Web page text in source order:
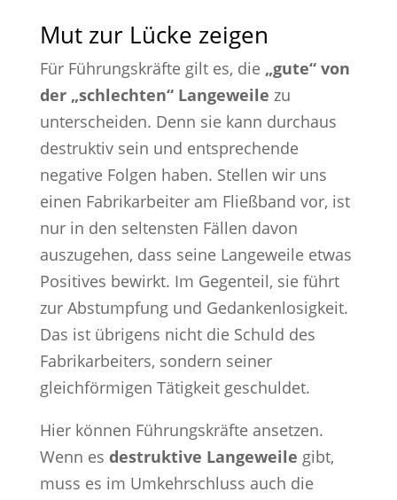
Mut zur Lücke zeigen
Für Führungskräfte gilt es, die „gute“ von
der „schlechten“ Langeweile zu
unterscheiden. Denn sie kann durchaus
destruktiv sein und entsprechende
negative Folgen haben. Stellen wir uns
einen Fabrikarbeiter am Fließband vor, ist
nur in den seltensten Fällen davon
auszugehen, dass seine Langeweile etwas
Positives bewirkt. Im Gegenteil, sie führt
zur Abstumpfung und Gedankenlosigkeit.
Das ist übrigens nicht die Schuld des
Fabrikarbeiters, sondern seiner
gleichförmigen Tätigkeit geschuldet.
Hier können Führungskräfte ansetzen.
Wenn es destruktive Langeweile gibt,
muss es im Umkehrschluss auch die